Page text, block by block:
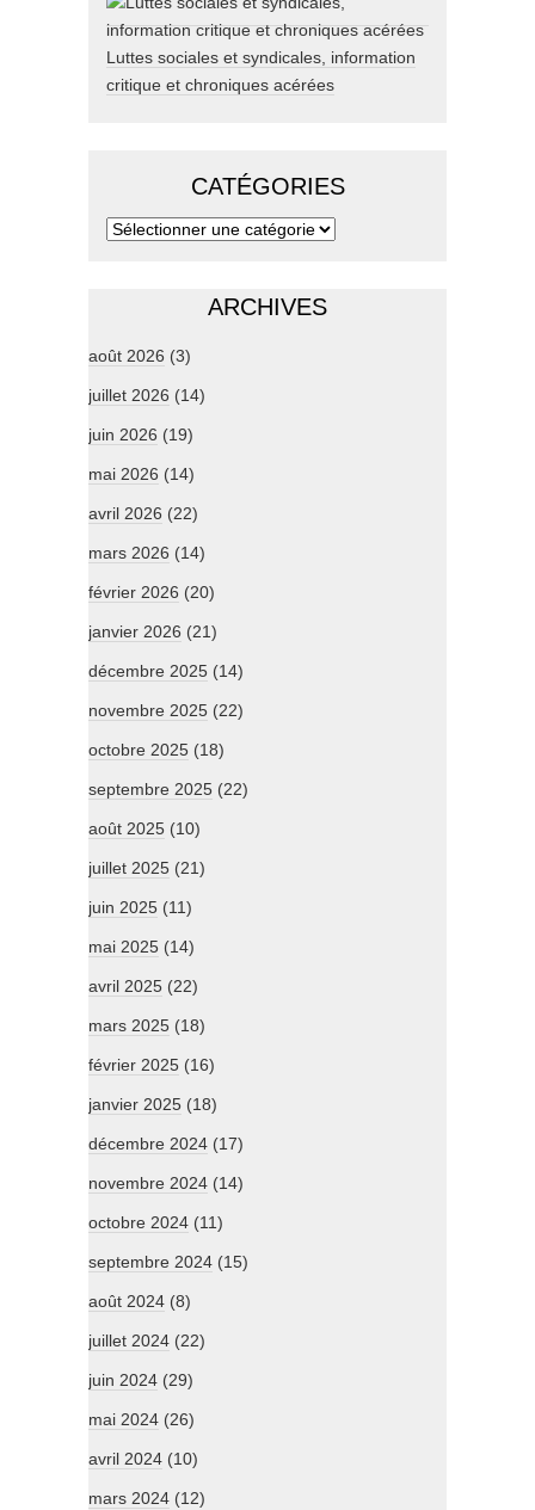
Luttes sociales et syndicales, information
critique et chroniques acérées
CATÉGORIES
ARCHIVES
août 2026 (3)
juillet 2026 (14)
juin 2026 (19)
mai 2026 (14)
avril 2026 (22)
mars 2026 (14)
février 2026 (20)
janvier 2026 (21)
décembre 2025 (14)
novembre 2025 (22)
octobre 2025 (18)
septembre 2025 (22)
août 2025 (10)
juillet 2025 (21)
juin 2025 (11)
mai 2025 (14)
avril 2025 (22)
mars 2025 (18)
février 2025 (16)
janvier 2025 (18)
décembre 2024 (17)
novembre 2024 (14)
octobre 2024 (11)
septembre 2024 (15)
août 2024 (8)
juillet 2024 (22)
juin 2024 (29)
mai 2024 (26)
avril 2024 (10)
mars 2024 (12)